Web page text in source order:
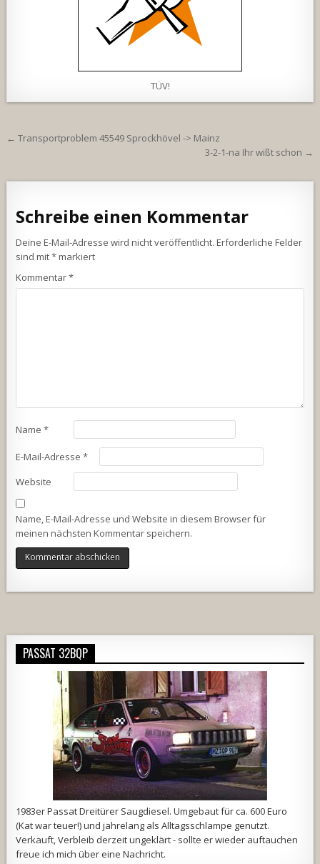
TÜV!
Beitragsnavigation
← Transportproblem 45549 Sprockhövel -> Mainz
3-2-1-na Ihr wißt schon →
Schreibe einen Kommentar
Deine E-Mail-Adresse wird nicht veröffentlicht. Erforderliche Felder
sind mit*markiert
Kommentar*
Name*
E-Mail-Adresse*
Website
Name, E-Mail-Adresse und Website in diesem Browser für
meinen nächsten Kommentar speichern.
PASSAT 32BQP
1983er Passat Dreitürer Saugdiesel. Umgebaut für ca. 600 Euro
(Kat war teuer!) und jahrelang als Alltagsschlampe genutzt.
Verkauft, Verbleib derzeit ungeklärt - sollte er wieder auftauchen
freue ich mich über eine Nachricht.